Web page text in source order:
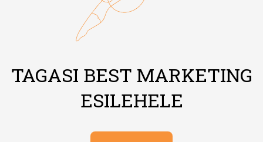
TAGASI BEST MARKETING
ESILEHELE